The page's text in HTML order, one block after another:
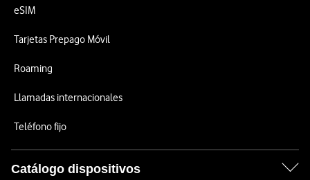
eSIM
Tarjetas Prepago Móvil
Roaming
Llamadas internacionales
Teléfono fijo
Catálogo dispositivos